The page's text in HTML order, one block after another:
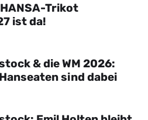
Trikot
ist da!
& die WM 2026:
sind dabei